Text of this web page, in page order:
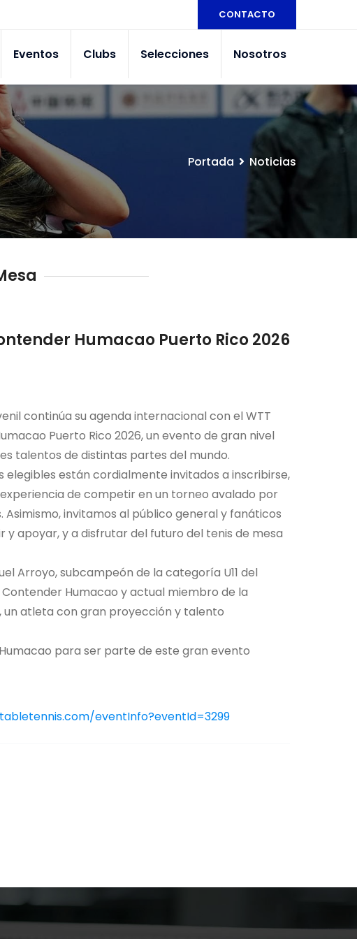
CONTACTO
Eventos Clubs Selecciones Nosotros
Portada Noticias
Humacao Puerto Rico 2026
continúa su agenda internacional con el WTT
Puerto Rico 2026, un evento de gran nivel
talentos de distintas partes del mundo.
elegibles están cordialmente invitados a inscribirse,
de competir en un torneo avalado por
Asimismo, invitamos al público general y fanáticos
y apoyar, y a disfrutar del futuro del tenis de mesa
Arroyo, subcampeón de la categoría U11 del
Contender Humacao y actual miembro de la
un atleta con gran proyección y talento
para ser parte de este gran evento
eventInfo?eventId=3299